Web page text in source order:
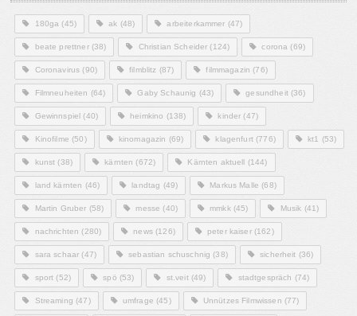
180ga (45) ak (48) arbeiterkammer (47)
beate prettner(38) Christian Scheider (124) corona (69)
Coronavirus (90) filmblitz (87) filmmagazin (76)
Filmneuheiten (64) Gaby Schaunig (43) gesundheit(36)
Gewinnspiel (40) heimkino (138) kinder (47)
Kinofilme (50) kinomagazin (69) klagenfurt(776) kt1 (53)
kunst (38) kärnten (672) Kärnten aktuell (144)
land kärnten (46) landtag (49) Markus Malle (68)
Martin Gruber (58) messe (40) mmkk(45) Musik (41)
nachrichten (280) news(126) peter kaiser(162)
sara schaar (47) sebastian schuschnig (38) sicherheit (36)
sport (52) spö (53) st.veit(49) stadtgespräch (74)
Streaming (47) umfrage (45) Unnützes Filmwissen (77)